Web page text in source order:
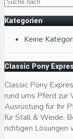
Kategorien
Keine
Classic Pony
Classic Pony
rund ums Pferd zur
Ausrüstung für Ihr
für Stall & Weide.
richtigen Lösungen